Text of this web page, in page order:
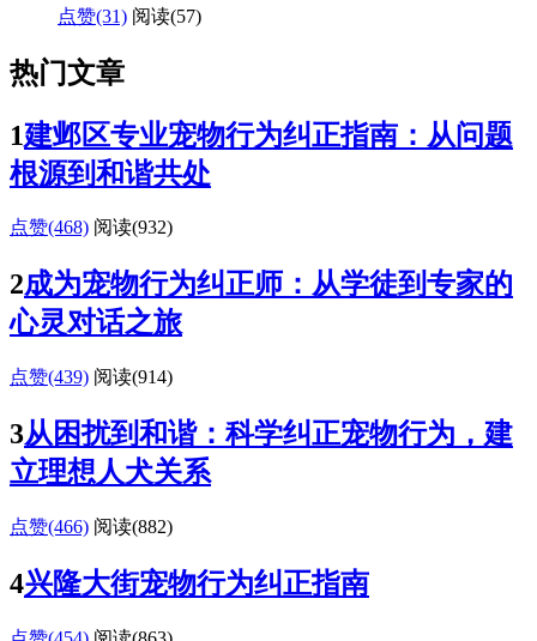
点赞(31) 阅读(57)
热门文章
1建邺区专业宠物行为纠正指南：从问题
根源到和谐共处
点赞(468) 阅读(932)
2成为宠物行为纠正师：从学徒到专家的
心灵对话之旅
点赞(439) 阅读(914)
3从困扰到和谐：科学纠正宠物行为，建
立理想人犬关系
点赞(466) 阅读(882)
4兴隆大街宠物行为纠正指南